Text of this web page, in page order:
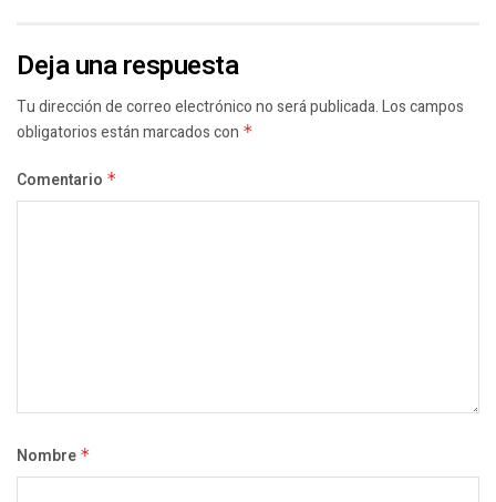
Deja una respuesta
Tu dirección de correo electrónico no será publicada.Los campos
obligatorios están marcados con *
Comentario *
Nombre *